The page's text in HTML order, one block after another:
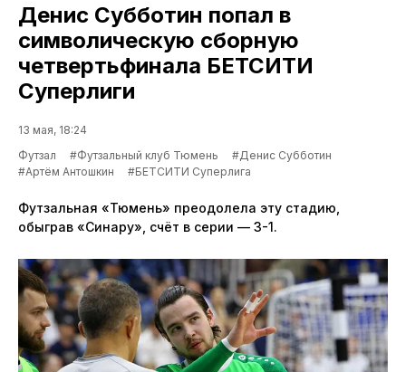
Денис Субботин попал в
символическую сборную
четвертьфинала БЕТСИТИ
Суперлиги
13 мая, 18:24
Футзал
#Футзальный клуб Тюмень
#Денис Субботин
#Артём Антошкин
#БЕТСИТИ Суперлига
Футзальная «Тюмень» преодолела эту стадию,
обыграв «Синару», счёт в серии — 3-1.